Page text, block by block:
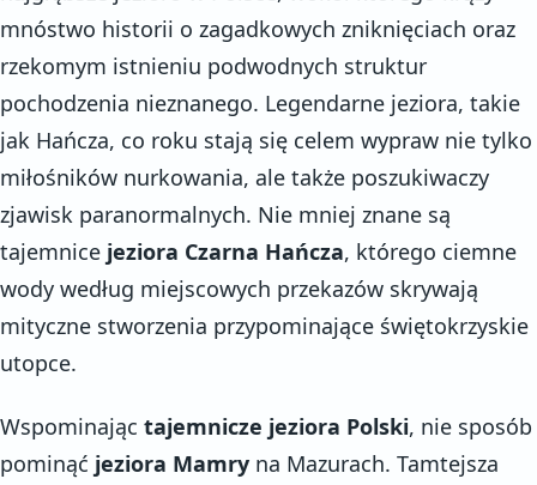
mnóstwo historii o zagadkowych zniknięciach oraz
rzekomym istnieniu podwodnych struktur
pochodzenia nieznanego. Legendarne jeziora, takie
jak Hańcza, co roku stają się celem wypraw nie tylko
miłośników nurkowania, ale także poszukiwaczy
zjawisk paranormalnych. Nie mniej znane są
tajemnice jeziora Czarna Hańcza, którego ciemne
wody według miejscowych przekazów skrywają
mityczne stworzenia przypominające świętokrzyskie
utopce.
Wspominając tajemnicze jeziora Polski, nie sposób
pominąć jeziora Mamry na Mazurach. Tamtejsza